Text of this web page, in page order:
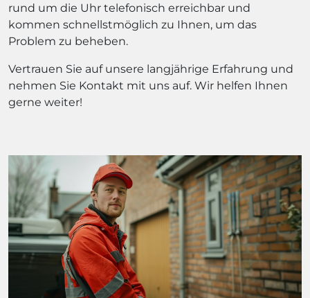
rund um die Uhr telefonisch erreichbar und
kommen schnellstmöglich zu Ihnen, um das
Problem zu beheben.
Vertrauen Sie auf unsere langjährige Erfahrung und
nehmen Sie Kontakt mit uns auf. Wir helfen Ihnen
gerne weiter!